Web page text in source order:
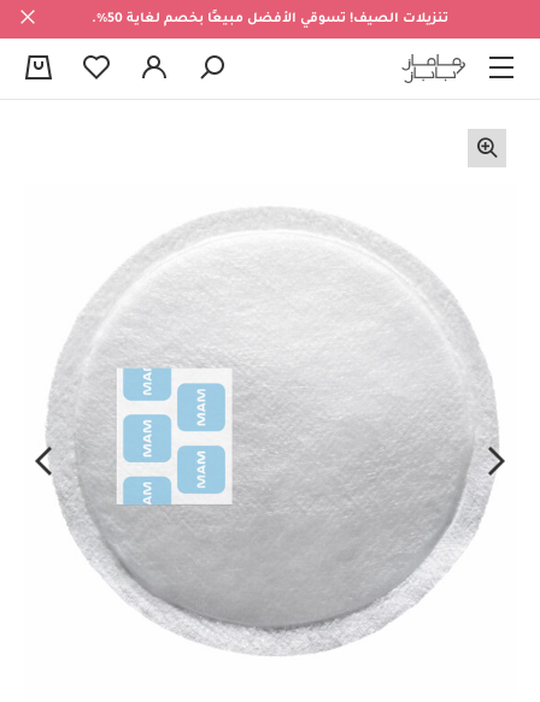
تنزيلات الصيف! تسوقي الأفضل مبيعًا بخصم لغاية 50%.